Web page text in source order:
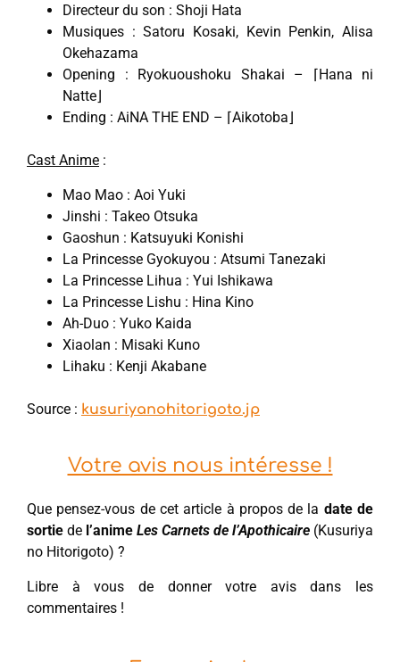
Directeur du son : Shoji Hata
Musiques : Satoru Kosaki, Kevin Penkin, Alisa
Okehazama
Opening : Ryokuoushoku Shakai – ⌈Hana ni
Natte⌋
Ending : AiNA THE END – ⌈Aikotoba⌋
Cast Anime :
Mao Mao : Aoi Yuki
Jinshi : Takeo Otsuka
Gaoshun : Katsuyuki Konishi
La Princesse Gyokuyou : Atsumi Tanezaki
La Princesse Lihua : Yui Ishikawa
La Princesse Lishu : Hina Kino
Ah-Duo : Yuko Kaida
Xiaolan : Misaki Kuno
Lihaku : Kenji Akabane
Source : kusuriyanohitorigoto.jp
Votre avis nous intéresse !
Que pensez-vous de cet article à propos de la date de
sortie de l’anime Les Carnets de l’Apothicaire (Kusuriya
no Hitorigoto) ?
Libre à vous de donner votre avis dans les
commentaires !